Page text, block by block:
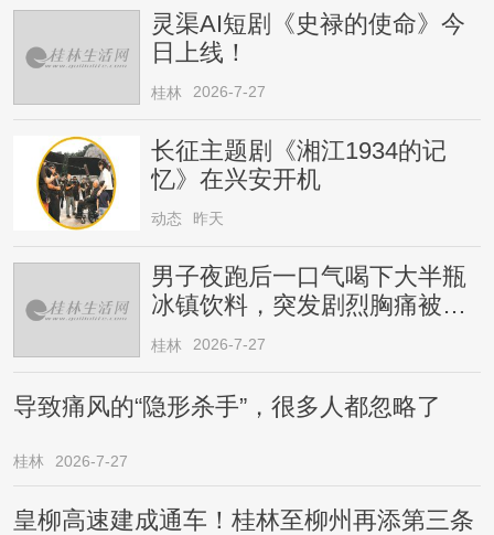
灵渠AI短剧《史禄的使命》今
日上线！
桂林 2026-7-27
长征主题剧《湘江1934的记
忆》在兴安开机
动态 昨天
男子夜跑后一口气喝下大半瓶
冰镇饮料，突发剧烈胸痛被送
医！医生提醒→
桂林 2026-7-27
导致痛风的“隐形杀手”，很多人都忽略了
桂林 2026-7-27
皇柳高速建成通车！桂林至柳州再添第三条